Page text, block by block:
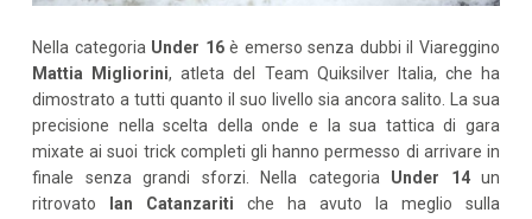
Nella categoria Under 16è emerso senza dubbi il Viareggino
Mattia Migliorini, atleta del Team Quiksilver Italia, che ha
dimostrato a tutti quanto il suo livello sia ancora salito. La sua
precisione nella scelta della onde e la sua tattica di gara
mixate ai suoi trick completi gli hanno permesso di arrivare in
finale senza grandi sforzi. Nella categoria Under 14un
ritrovato
Ian Catanzariti che ha avuto la meglio sulla